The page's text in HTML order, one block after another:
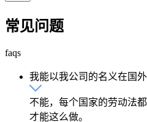
常见问题
faqs
我能以我公司的名义在国
不能，每个国家的劳动法
才能这么做。